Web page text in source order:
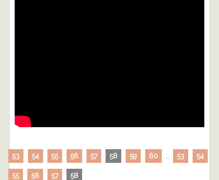
53 54 55 56 57 58 59 60 53 54
55 56 57 58